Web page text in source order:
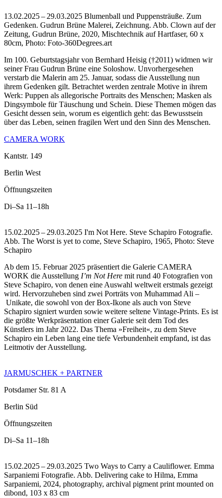
13.02.2025 – 29.03.2025 Blumenball und Puppensträuße. Zum
Gedenken. Gudrun Brüne Malerei, Zeichnung. Abb. Clown auf der
Zeitung, Gudrun Brüne, 2020, Mischtechnik auf Hartfaser, 60 x
80cm, Photo: Foto-360Degrees.art
Im 100. Geburtstagsjahr von Bernhard Heisig (†2011) widmen wir
seiner Frau Gudrun Brüne eine Soloshow. Unvorhergesehen
verstarb die Malerin am 25. Januar, sodass die Ausstellung nun
ihrem Gedenken gilt. Betrachtet werden zentrale Motive in ihrem
Werk: Puppen als allegorische Portraits des Menschen; Masken als
Dingsymbole für Täuschung und Schein. Diese Themen mögen das
Gesicht dessen sein, worum es eigentlich geht: das Bewusstsein
über das Leben, seinen fragilen Wert und den Sinn des Menschen.
CAMERA WORK
Kantstr. 149
Berlin West
Öffnungszeiten
Di–Sa 11–18h
15.02.2025 – 29.03.2025 I'm Not Here. Steve Schapiro Fotografie.
Abb. The Worst is yet to come, Steve Schapiro, 1965, Photo: Steve
Schapiro
Ab dem 15. Februar 2025 präsentiert die Galerie CAMERA
WORK die Ausstellung I’m Not Here mit rund 40 Fotografien von
Steve Schapiro, von denen eine Auswahl weltweit erstmals gezeigt
wird. Hervorzuheben sind zwei Porträts von Muhammad Ali –
Unikate, die sowohl von der Box-Ikone als auch von Steve
Schapiro signiert wurden sowie weitere seltene Vintage-Prints. Es ist
die größte Werkpräsentation einer Galerie seit dem Tod des
Künstlers im Jahr 2022. Das Thema »Freiheit«, zu dem Steve
Schapiro ein Leben lang eine tiefe Verbundenheit empfand, ist das
Leitmotiv der Ausstellung.
JARMUSCHEK + PARTNER
Potsdamer Str. 81 A
Berlin Süd
Öffnungszeiten
Di–Sa 11–18h
15.02.2025 – 29.03.2025 Two Ways to Carry a Cauliflower. Emma
Sarpaniemi Fotografie. Abb. Delivering cake to Hilma, Emma
Sarpaniemi, 2024, photography, archival pigment print mounted on
dibond, 103 x 83 cm